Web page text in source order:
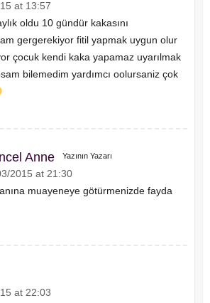
at 13:57
oldu 10 gündür kakasını
gergerekiyor fitil yapmak uygun olur
çocuk kendi kaka yapamaz uyarılmak
bilemedim yardımcı oolursaniz çok
Anne Yazının Yazarı
2015 at 21:30
muayeneye götürmenizde fayda
at 22:03